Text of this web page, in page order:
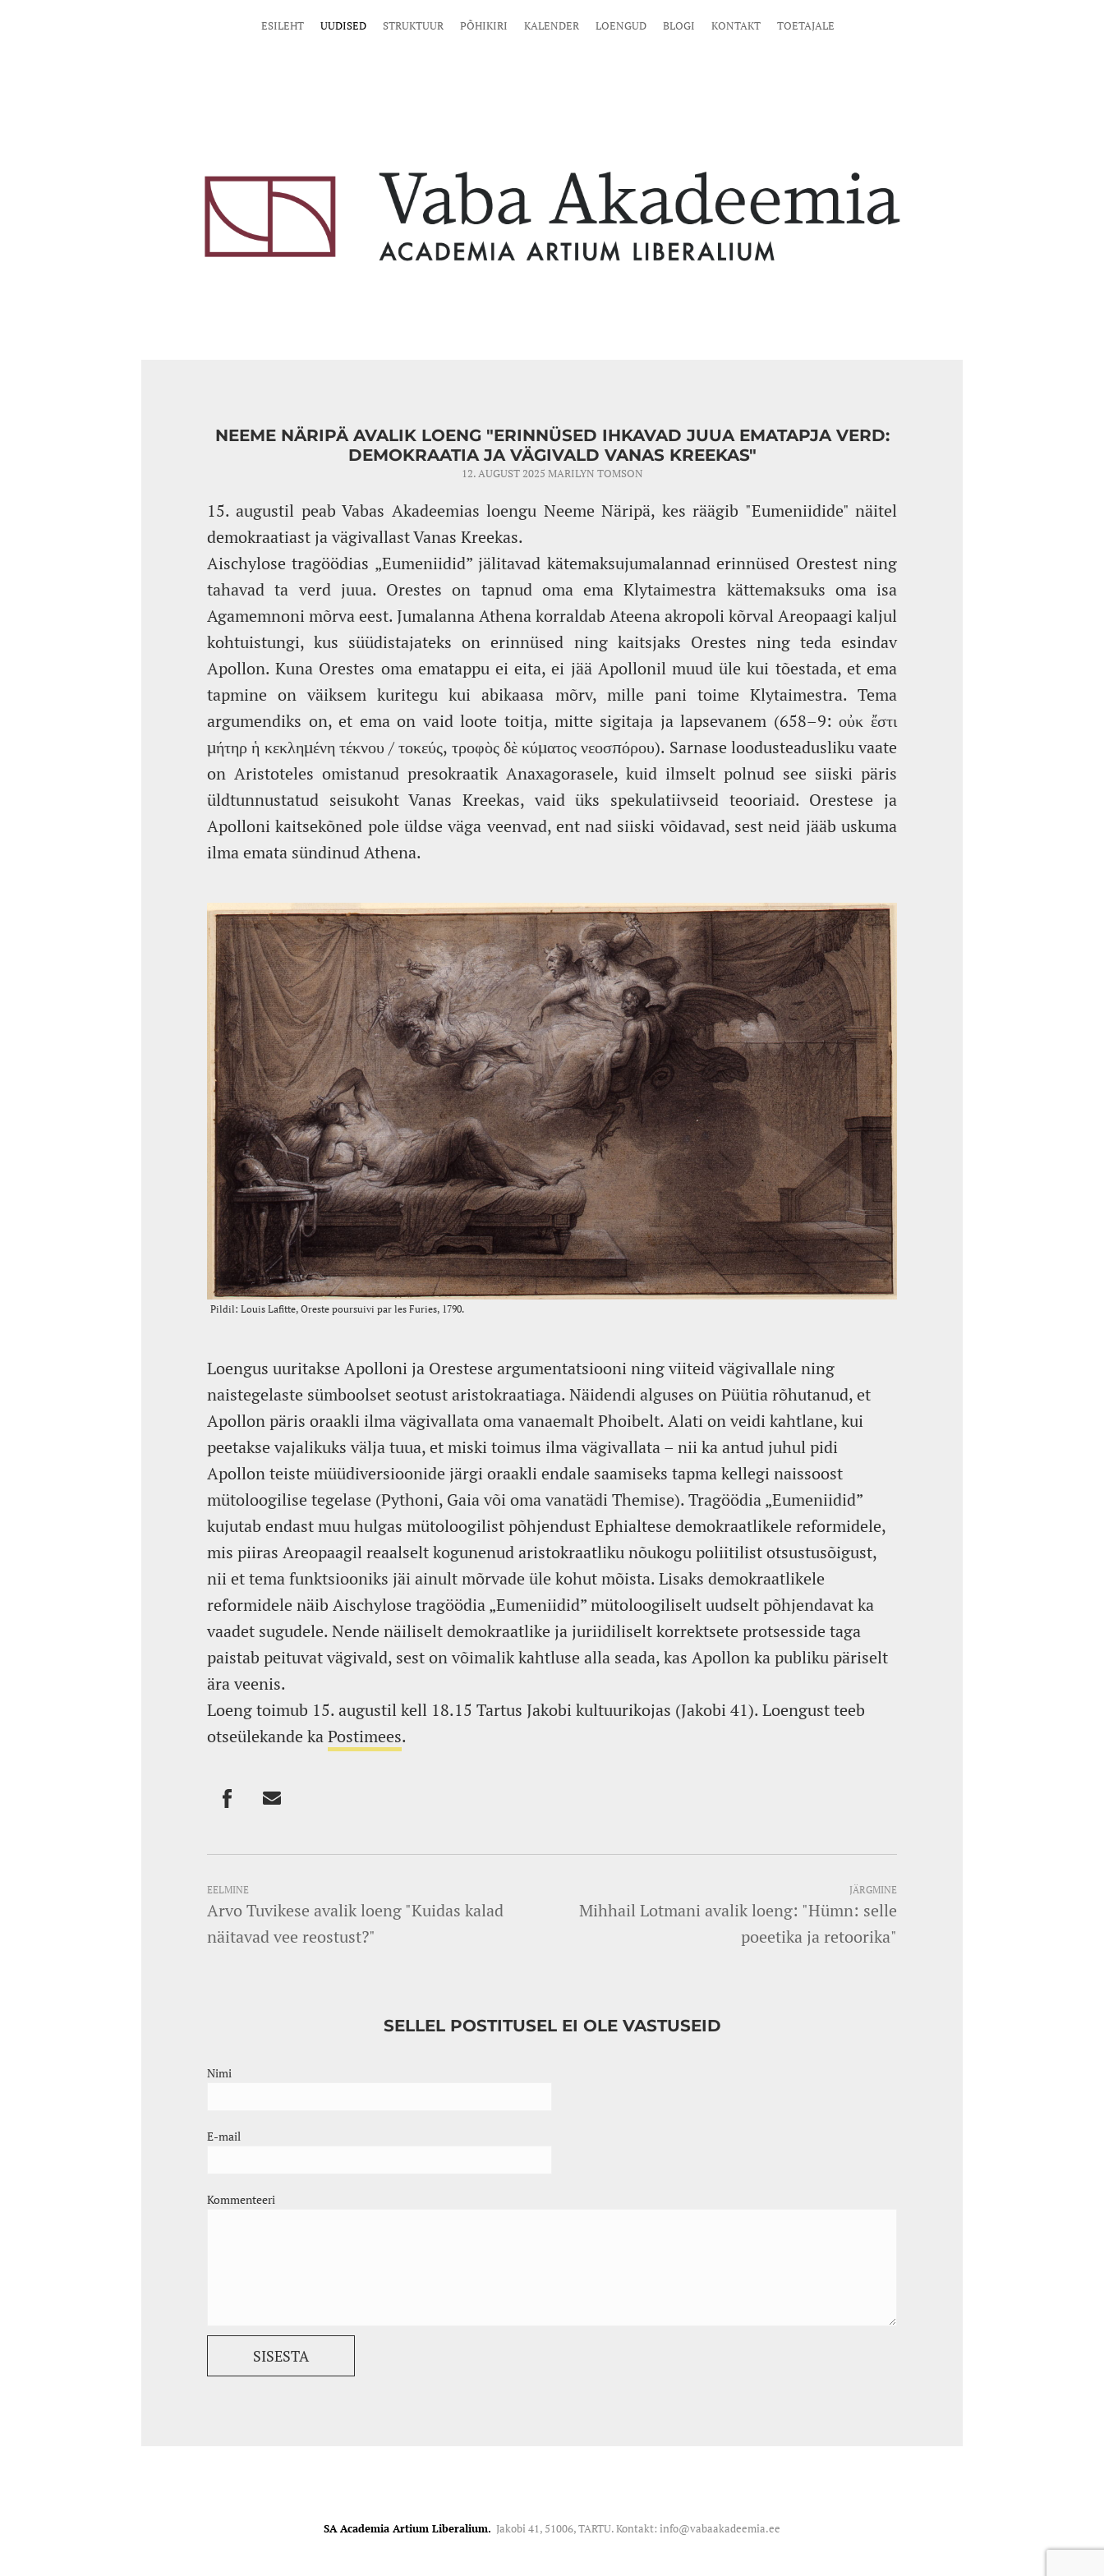
ESILEHT UUDISED STRUKTUUR PÕHIKIRI KALENDER LOENGUD BLOGI KONTAKT TOETAJALE
NEEME NÄRIPÄ AVALIK LOENG "ERINNÜSED IHKAVAD JUUA EMATAPJA VERD:
DEMOKRAATIA JA VÄGIVALD VANAS KREEKAS"
12. AUGUST 2025 MARILYN TOMSON
15. augustil peab Vabas Akadeemias loengu Neeme Näripä, kes räägib "Eumeniidide" näitel
demokraatiast ja vägivallast Vanas Kreekas.
Aischylose tragöödias „Eumeniidid” jälitavad kätemaksujumalannad erinnüsed Orestest ning
tahavad ta verd juua. Orestes on tapnud oma ema Klytaimestra kättemaksuks oma isa
Agamemnoni mõrva eest. Jumalanna Athena korraldab Ateena akropoli kõrval Areopaagi kaljul
kohtuistungi, kus süüdistajateks on erinnüsed ning kaitsjaks Orestes ning teda esindav
Apollon. Kuna Orestes oma ematappu ei eita, ei jää Apollonil muud üle kui tõestada, et ema
tapmine on väiksem kuritegu kui abikaasa mõrv, mille pani toime Klytaimestra. Tema
argumendiks on, et ema on vaid loote toitja, mitte sigitaja ja lapsevanem (658–9: οὐκ ἔστι
μήτηρ ἡ κεκλημένη τέκνου / τοκεύς, τροφὸς δὲ κύματος νεοσπόρου). Sarnase loodusteadusliku vaate
on Aristoteles omistanud presokraatik Anaxagorasele, kuid ilmselt polnud see siiski päris
üldtunnustatud seisukoht Vanas Kreekas, vaid üks spekulatiivseid teooriaid. Orestese ja
Apolloni kaitsekõned pole üldse väga veenvad, ent nad siiski võidavad, sest neid jääb uskuma
ilma emata sündinud Athena.
Loengus uuritakse Apolloni ja Orestese argumentatsiooni ning viiteid vägivallale ning
naistegelaste sümboolset seotust aristokraatiaga. Näidendi alguses on Püütia rõhutanud, et
Apollon päris oraakli ilma vägivallata oma vanaemalt Phoibelt. Alati on veidi kahtlane, kui
peetakse vajalikuks välja tuua, et miski toimus ilma vägivallata – nii ka antud juhul pidi
Apollon teiste müüdiversioonide järgi oraakli endale saamiseks tapma kellegi naissoost
mütoloogilise tegelase (Pythoni, Gaia või oma vanatädi Themise). Tragöödia „Eumeniidid”
kujutab endast muu hulgas mütoloogilist põhjendust Ephialtese demokraatlikele reformidele,
mis piiras Areopaagil reaalselt kogunenud aristokraatliku nõukogu poliitilist otsustusõigust,
nii et tema funktsiooniks jäi ainult mõrvade üle kohut mõista. Lisaks demokraatlikele
reformidele näib Aischylose tragöödia „Eumeniidid” mütoloogiliselt uudselt põhjendavat ka
vaadet sugudele. Nende näiliselt demokraatlike ja juriidiliselt korrektsete protsesside taga
paistab peituvat vägivald, sest on võimalik kahtluse alla seada, kas Apollon ka publiku päriselt
ära veenis.
Loeng toimub 15. augustil kell 18.15 Tartus Jakobi kultuurikojas (Jakobi 41). Loengust teeb
otseülekande kaPostimees.
EELMINE
Arvo Tuvikese avalik loeng "Kuidas kalad
näitavad vee reostust?"
JÄRGMINE
Mihhail Lotmani avalik loeng: "Hümn: selle
poeetika ja retoorika"
SELLEL POSTITUSEL EI OLE VASTUSEID
Nimi
E-mail
Kommenteeri
SA Academia Artium Liberalium. Jakobi 41, 51006, TARTU. Kontakt: info@vabaakadeemia.ee